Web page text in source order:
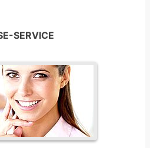
SERVICE